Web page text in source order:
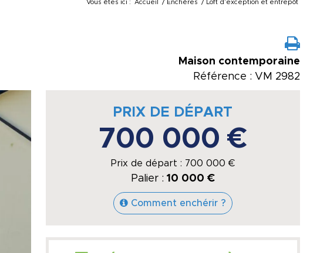
Vous êtes ici : Accueil / Enchères / Loft d’exception et entrepôt
Maison contemporaine
Référence : VM 2982
PRIX DE DÉPART
700 000 €
Prix de départ : 700 000 €
Palier : 10 000 €
Comment enchérir ?